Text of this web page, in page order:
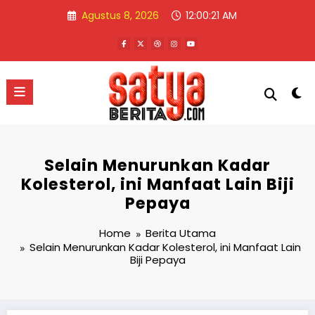
Agustus 8, 2026 12:00:21 AM
Selain Menurunkan Kadar
Kolesterol, ini Manfaat Lain Biji
Pepaya
Home
Berita Utama
Selain Menurunkan Kadar Kolesterol, ini Manfaat Lain
Biji Pepaya